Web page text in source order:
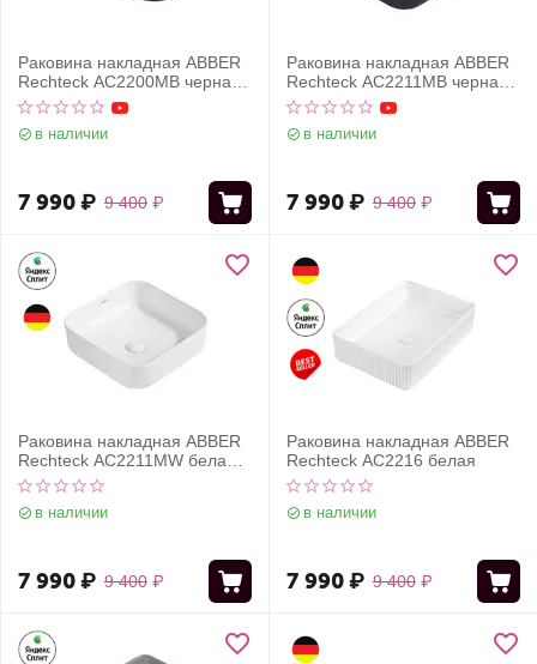
Раковина накладная ABBER
Rechteck AC2200MB черная
матовая
в наличии
9 400 ₽
7 990₽
Раковина накладная ABBER
Rechteck AC2211MB черная
матовая
в наличии
9 400 ₽
7 990₽
Раковина накладная ABBER
Rechteck AC2211MW белая
матовая
в наличии
9 400 ₽
7 990₽
Раковина накладная ABBER
Rechteck AC2216 белая
в наличии
9 400 ₽
7 990₽